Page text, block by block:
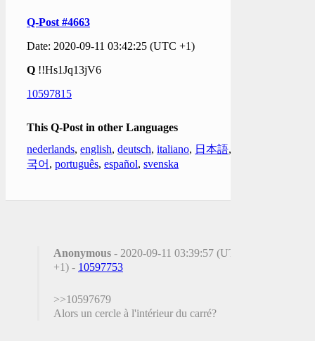
Q-Post #4663
Date: 2020-09-11 03:42:25 (UTC +1)
Q !!Hs1Jq13jV6
10597815
This Q-Post in other Languages
nederlands, english, deutsch, italiano, 日本語,
국어 , português, español, svenska
Anonymous - 2020-09-11 03:39:57 (UTC
+1) - 10597753
>>10597679
Alors un cercle à l'intérieur du carré?